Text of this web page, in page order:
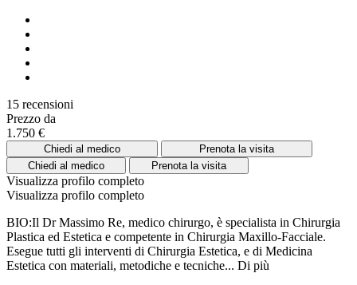
15 recensioni
Prezzo da
1.750 €
Chiedi al medico
Prenota la visita
Chiedi al medico
Prenota la visita
Visualizza profilo completo
Visualizza profilo completo
BIO:Il Dr Massimo Re, medico chirurgo, è specialista in Chirurgia
Plastica ed Estetica e competente in Chirurgia Maxillo-Facciale.
Esegue tutti gli interventi di Chirurgia Estetica, e di Medicina
Estetica con materiali, metodiche e tecniche... Di più